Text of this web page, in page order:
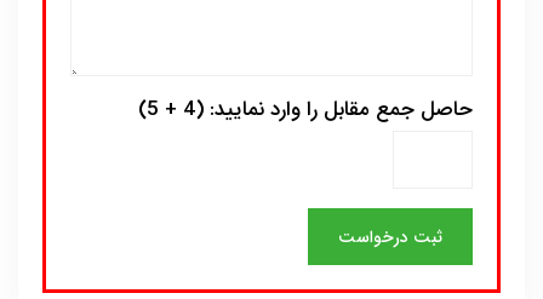
حاصل جمع مقابل را وارد نمایید: (4 + 5)